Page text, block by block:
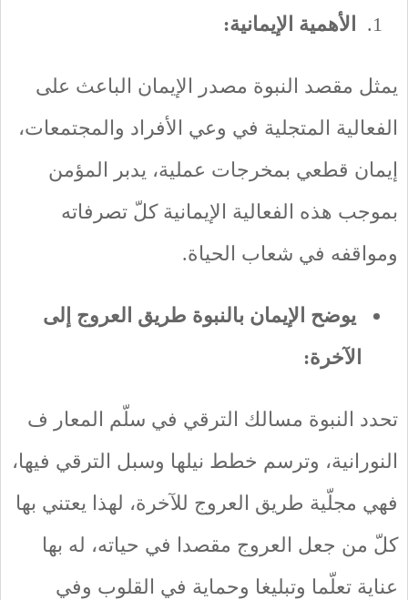
الأهمية الإيمانية:
يمثل مقصد النبوة مصدر الإيمان الباعث على
الفعالية المتجلية في وعي الأفراد والمجتمعات،
إيمان قطعي بمخرجات عملية، يدبر المؤمن
بموجب هذه الفعالية الإيمانية كلّ تصرفاته
ومواقفه في شعاب الحياة.
يوضح الإيمان بالنبوة طريق العروج إلى
الآخرة:
تحدد النبوة مسالك الترقي في سلّم المعار ف
النورانية، وترسم خطط نيلها وسبل الترقي فيها،
فهي مجلّية طريق العروج للآخرة، لهذا يعتني بها
كلّ من جعل العروج مقصدا في حياته، له بها
عناية تعلّما وتبليغا وحماية في القلوب وفي